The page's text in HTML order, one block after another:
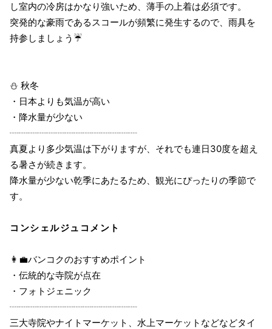
し室内の冷房はかなり強いため、薄手の上着は必須です。
突発的な豪雨であるスコールが頻繁に発生するので、雨具を
持参しましょう☔️
⛄️ 秋冬
・日本よりも気温が高い
・降水量が少ない
┈┈┈┈┈┈┈┈┈┈┈┈┈┈
真夏より多少気温は下がりますが、それでも連日30度を超え
る暑さが続きます。
降水量が少ない乾季にあたるため、観光にぴったりの季節で
す。
コンシェルジュコメント
👩‍💼バンコクのおすすめポイント
・伝統的な寺院が点在
・フォトジェニック
┈┈┈┈┈┈┈┈┈┈┈┈┈┈
三大寺院やナイトマーケット、水上マーケットなどなどタイ